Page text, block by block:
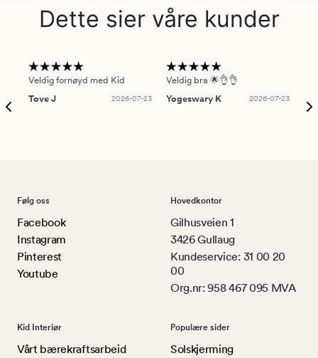
Dette sier våre kunder
Veldig fornøyd med Kid
Tove J
2026-07-23
Veldig bra 🌟👌👌
Yogeswary K
2026-07-23
Følg oss
Facebook
Instagram
Pinterest
Youtube
Hovedkontor
Gilhusveien 1
3426 Gullaug
Kundeservice: 31 00 20
00
Org.nr: 958 467 095 MVA
Kid Interiør
Vårt bærekraftsarbeid
Populære sider
Solskjerming